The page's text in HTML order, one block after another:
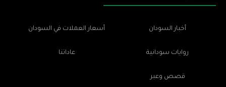
أخبار السودان أسعار العملات في السودان
روايات سودانية عاداتنا
قصص وعبر